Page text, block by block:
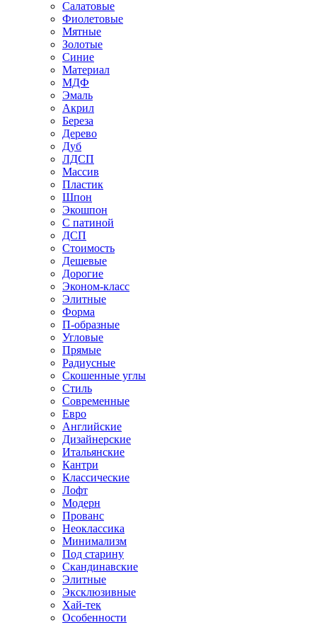
Салатовые
Фиолетовые
Мятные
Золотые
Синие
Материал
МДФ
Эмаль
Акрил
Береза
Дерево
Дуб
ЛДСП
Массив
Пластик
Шпон
Экошпон
С патиной
ДСП
Стоимость
Дешевые
Дорогие
Эконом-класс
Элитные
Форма
П-образные
Угловые
Прямые
Радиусные
Скошенные углы
Стиль
Современные
Евро
Английские
Дизайнерские
Итальянские
Кантри
Классические
Лофт
Модерн
Прованс
Неоклассика
Минимализм
Под старину
Скандинавские
Элитные
Эксклюзивные
Хай-тек
Особенности